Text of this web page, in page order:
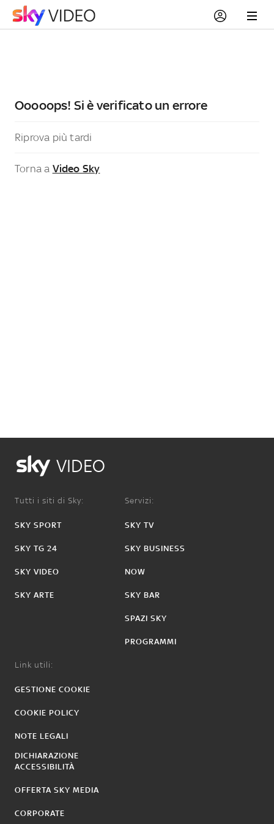
Ooooops! Si è verificato un errore
Riprova più tardi
Torna a Video Sky
VIDEO
Tutti i siti di Sky:
SKY SPORT
SKY TG 24
SKY VIDEO
SKY ARTE
Servizi:
SKY TV
SKY BUSINESS
NOW
SKY BAR
SPAZI SKY
PROGRAMMI
Link utili:
GESTIONE COOKIE
COOKIE POLICY
NOTE LEGALI
DICHIARAZIONE
ACCESSIBILITÀ
OFFERTA SKY MEDIA
CORPORATE